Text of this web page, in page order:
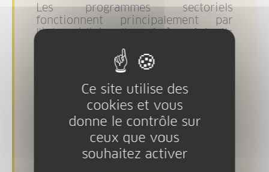
Les programmes sectoriels
fonctionnent principalement par
l'intermédiaire d'appels à projets. Ils
détaillent le périmètre et le
calendrier des financements
possibles. Ils nécessitent pour la
plupart despartenariats européens
(avec des exceptions) et les projets
sont sélectionnés de façon très
concurrentielle.
Ce site utilise des
cookies et vous
donne le contrôle sur
ceux que vous
souhaitez activer